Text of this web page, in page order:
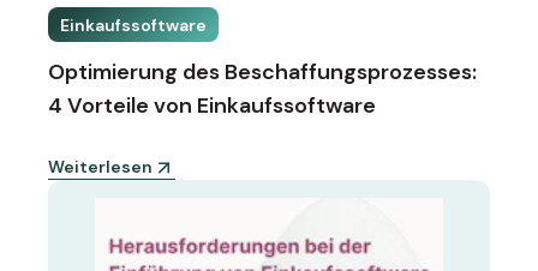
Einkaufssoftware
Optimierung des Beschaffungsprozesses:
4 Vorteile von Einkaufssoftware
Weiterlesen